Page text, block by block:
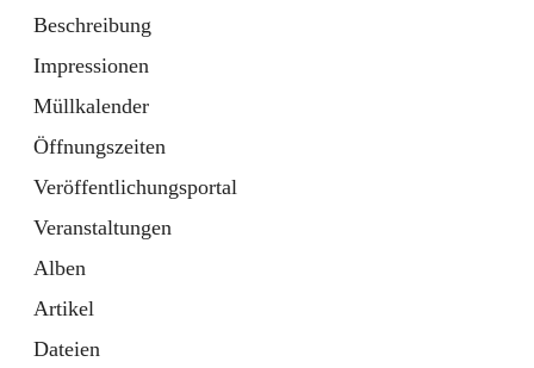
Beschreibung
Impressionen
Müllkalender
Öffnungszeiten
Veröffentlichungsportal
Veranstaltungen
Alben
Artikel
Dateien
1 Schnellzugriff
Bürgerservice
10 Schnellzugriffe